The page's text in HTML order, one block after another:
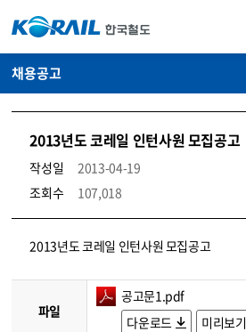
채용공고
2013년도 코레일 인턴사원 모집공고
작성일
2013-04-19
조회수
107,018
코레일소개_경영공시_채용공고 상세보기 – 내용, 파일, 담당자 연락처로 구성
2013년도 코레일 인턴사원 모집공고
파일
공고문1.pdf
다운로드
미리보기